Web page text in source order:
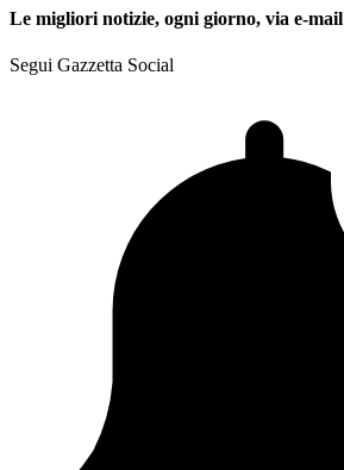
Le migliori notizie, ogni giorno, via e-mail
Segui Gazzetta Social